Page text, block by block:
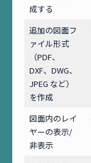
成する
追加の図面フ
ァイル形式
（PDF、
DXF、DWG、
JPEG など）
を作成
図面内のレイ
ヤーの表示/
非表示